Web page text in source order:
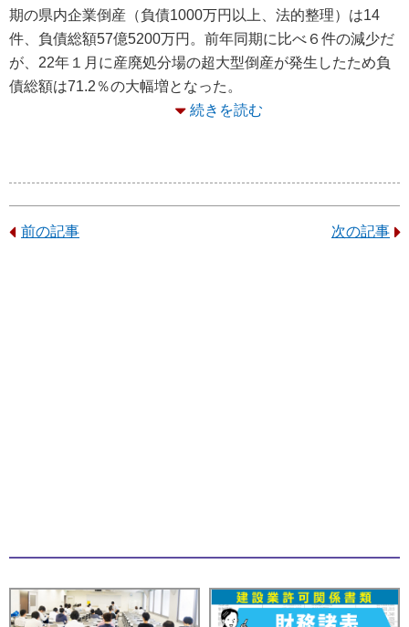
期の県内企業倒産（負債1000万円以上、法的整理）は14
件、負債総額57億5200万円。前年同期に比べ６件の減少だ
が、22年１月に産廃処分場の超大型倒産が発生したため負
債総額は71.2％の大幅増となった。
続きを読む
前の記事 次の記事